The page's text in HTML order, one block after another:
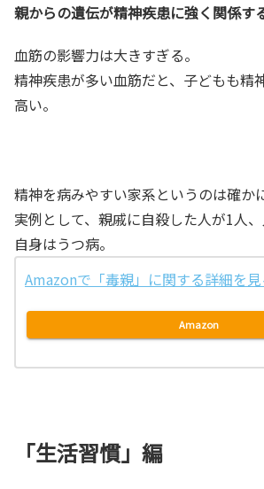
親からの遺伝が精神疾患に強く関係す
血筋の影響力は大きすぎる。
精神疾患が多い血筋だと、子どもも精
高い。
精神を病みやすい家系というのは確か
実例として、親戚に自殺した人が1人、
自身はうつ病。
Amazonで「毒親」に関する詳細を見
Amazon
「生活習慣」編